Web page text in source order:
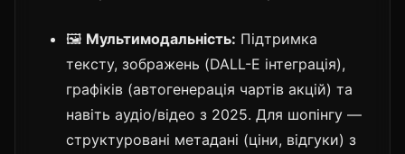
🖼️ Мультимодальність: Підтримка
тексту, зображень (DALL-E інтеграція),
графіків (автогенерація чартів акцій) та
навіть аудіо/відео з 2025. Для шопінгу —
структуровані метадані (ціни, відгуки) з